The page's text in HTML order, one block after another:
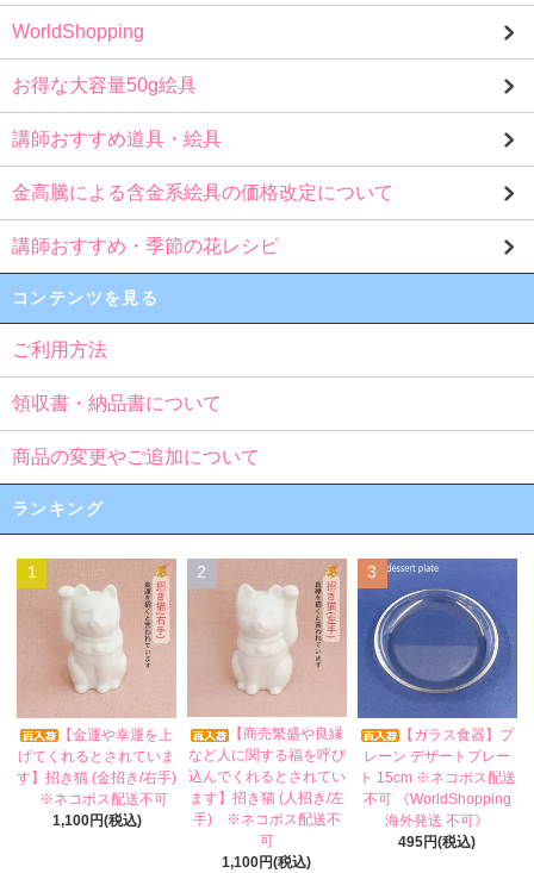
WorldShopping
お得な大容量50g絵具
講師おすすめ道具・絵具
金高騰による含金系絵具の価格改定について
講師おすすめ・季節の花レシピ
コンテンツを見る
ご利用方法
領収書・納品書について
商品の変更やご追加について
ランキング
1
【金運や幸運を上
げてくれるとされていま
す】招き猫 (金招き/右手)
※ネコポス配送不可
1,100円(税込)
2
【商売繁盛や良縁
など人に関する福を呼び
込んでくれるとされてい
ます】招き猫 (人招き/左
手) ※ネコポス配送不
可
1,100円(税込)
3
【ガラス食器】プ
レーン デザートプレー
ト 15cm ※ネコポス配送
不可 《WorldShopping
海外発送 不可》
495円(税込)